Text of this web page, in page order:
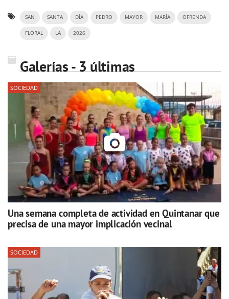
SAN SANTA DÍA PEDRO MAYOR MARÍA OFRENDA
FLORAL LA 2026
Galerías - 3 últimas
SOCIEDAD
Una semana completa de actividad en Quintanar que
precisa de una mayor implicación vecinal
SOCIEDAD